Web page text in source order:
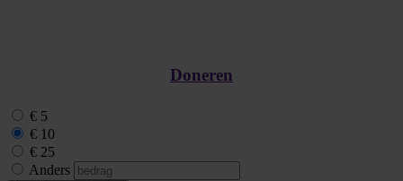
Doneren
€ 5
€ 10
€ 25
Anders